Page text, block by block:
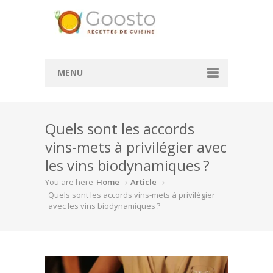
MENU
Convertisseur de mesure
Convertisseur cl en g
Convertisseur ml en cl
Rechercher des recettes
À la une
Quels sont les accords
vins-mets à privilégier avec
les vins biodynamiques ?
You are here Home
Article
Quels sont les accords vins-mets à privilégier
avec les vins biodynamiques ?